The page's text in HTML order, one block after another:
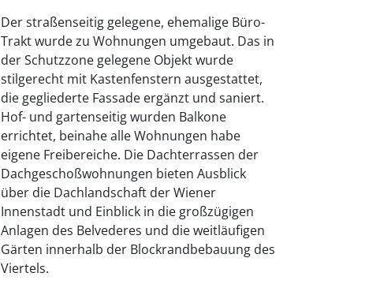
Der straßenseitig gelegene, ehemalige Büro-
Trakt wurde zu Wohnungen umgebaut. Das in
der Schutzzone gelegene Objekt wurde
stilgerecht mit Kastenfenstern ausgestattet,
die gegliederte Fassade ergänzt und saniert.
Hof- und gartenseitig wurden Balkone
errichtet, beinahe alle Wohnungen habe
eigene Freibereiche. Die Dachterrassen der
Dachgeschoßwohnungen bieten Ausblick
über die Dachlandschaft der Wiener
Innenstadt und Einblick in die großzügigen
Anlagen des Belvederes und die weitläufigen
Gärten innerhalb der Blockrandbebauung des
Viertels.